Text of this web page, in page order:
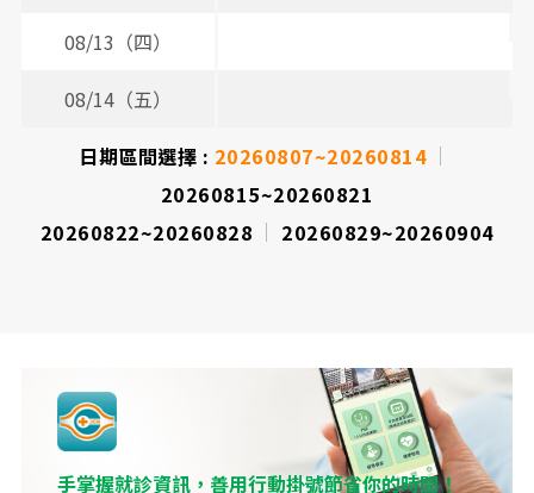
08/13（四）
08/14（五）
日期區間選擇 : 20260807~20260814
20260815~20260821
20260822~20260828
20260829~20260904
手掌握就診資訊，善用行動掛號節省你的時間！